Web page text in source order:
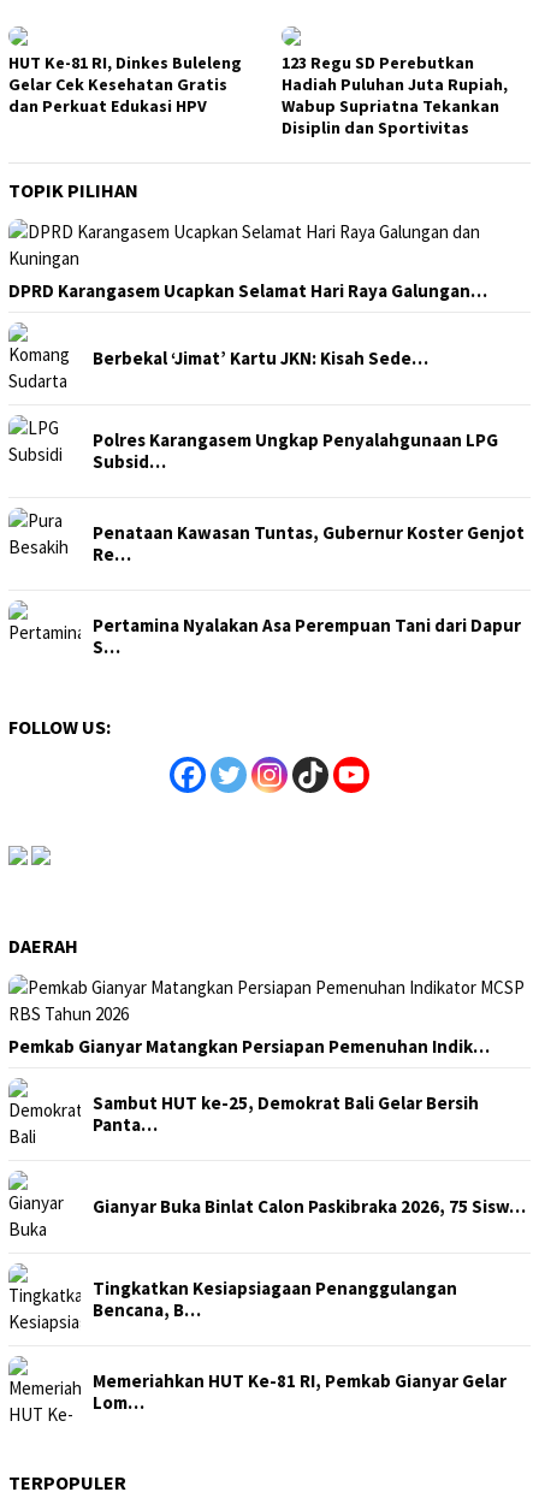
HUT Ke-81 RI, Dinkes Buleleng
Gelar Cek Kesehatan Gratis
dan Perkuat Edukasi HPV
123 Regu SD Perebutkan
Hadiah Puluhan Juta Rupiah,
Wabup Supriatna Tekankan
Disiplin dan Sportivitas
TOPIK PILIHAN
DPRD Karangasem Ucapkan Selamat Hari Raya Galungan…
Berbekal ‘Jimat’ Kartu JKN: Kisah Sede…
Polres Karangasem Ungkap Penyalahgunaan LPG
Subsid…
Penataan Kawasan Tuntas, Gubernur Koster Genjot
Re…
Pertamina Nyalakan Asa Perempuan Tani dari Dapur
S…
FOLLOW US:
DAERAH
Pemkab Gianyar Matangkan Persiapan Pemenuhan Indik…
Sambut HUT ke-25, Demokrat Bali Gelar Bersih
Panta…
Gianyar Buka Binlat Calon Paskibraka 2026, 75 Sisw…
Tingkatkan Kesiapsiagaan Penanggulangan
Bencana, B…
Memeriahkan HUT Ke-81 RI, Pemkab Gianyar Gelar
Lom…
TERPOPULER